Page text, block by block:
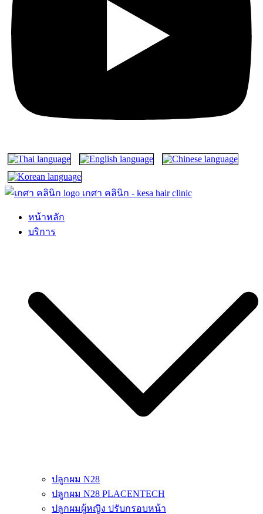
เกศา คลินิก – kesa hair clinic
kesa hair ปลูกผม ปลูกคิ้ว รักษาผมร่วง ผมบาง
หน้าหลัก
บริการ
ปลูกผม N28
ปลูกผม N28 PLACENTECH
ปลูกผมผู้หญิง ปรับกรอบหน้า